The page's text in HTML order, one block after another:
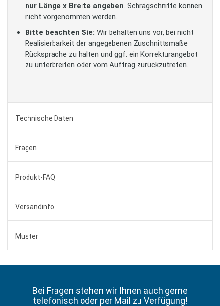
nur Länge x Breite angeben. Schrägschnitte können
nicht vorgenommen werden.
Bitte beachten Sie: Wir behalten uns vor, bei nicht
Realisierbarkeit der angegebenen Zuschnittsmaße
Rücksprache zu halten und ggf. ein Korrekturangebot
zu unterbreiten oder vom Auftrag zurückzutreten.
Technische Daten
Fragen
Produkt-FAQ
Versandinfo
Muster
Bei Fragen stehen wir Ihnen auch gerne
telefonisch oder per Mail zu Verfügung!